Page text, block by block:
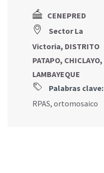
CENEPRED
Sector La
Victoria, DISTRITO
PATAPO, CHICLAYO,
LAMBAYEQUE
Palabras clave:
RPAS, ortomosaico